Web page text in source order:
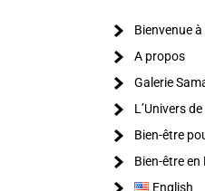
Bienvenue
A propos
Galerie
L’Univers
Bien-être
Bien-être en
English